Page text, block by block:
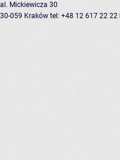
al. Mickiewicza 30
30-059 Kraków tel: +48 12 617 22 22